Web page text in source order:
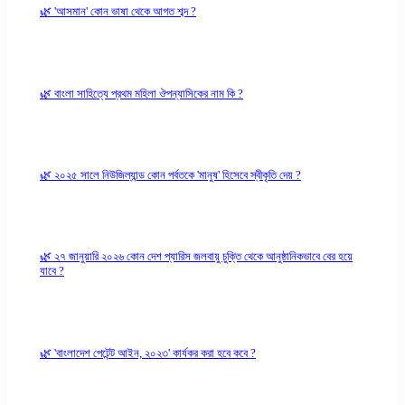
🌿 'আসমান' কোন ভাষা থেকে আগত শব্দ ?
🌿 বাংলা সাহিত্যে প্রথম মহিলা ঔপন্যাসিকের নাম কি ?
🌿 ২০২৫ সালে নিউজিল্যান্ড কোন পর্বতকে 'মানুষ' হিসেবে স্বীকৃতি দেয় ?
🌿 ২৭ জানুয়ারি ২০২৬ কোন দেশ প্যারিস জলবায়ু চুক্তি থেকে আনুষ্ঠানিকভাবে বের হয়ে
যাবে ?
🌿 'বাংলাদেশ পেটেন্ট আইন, ২০২৩' কার্যকর করা হবে কবে ?